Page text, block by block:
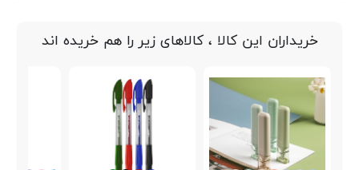
خریداران این کالا ، کالاهای زیر را هم خریده اند